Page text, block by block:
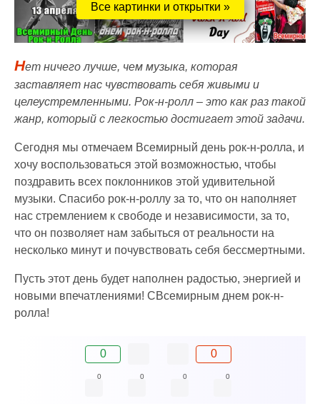
Все картинки и открытки »
Нет ничего лучше, чем музыка, которая
заставляет нас чувствовать себя живыми и
целеустремленными. Рок-н-ролл – это как раз такой
жанр, который с легкостью достигает этой задачи.
Сегодня мы отмечаем Всемирный день рок-н-ролла, и
хочу воспользоваться этой возможностью, чтобы
поздравить всех поклонников этой удивительной
музыки. Спасибо рок-н-роллу за то, что он наполняет
нас стремлением к свободе и независимости, за то,
что он позволяет нам забыться от реальности на
несколько минут и почувствовать себя бессмертными.
Пусть этот день будет наполнен радостью, энергией и
новыми впечатлениями! СВсемирным днем рок-н-
ролла!
0 0
0 0 0 0